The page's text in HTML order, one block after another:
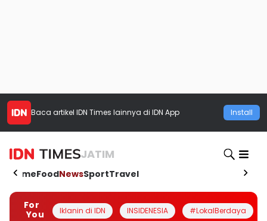
Baca artikel IDN Times lainnya di IDN App Install
JATIM
HomeFoodNewsSportTravel
For
You
Iklanin di IDN INSIDENESIA #LokalBerdaya